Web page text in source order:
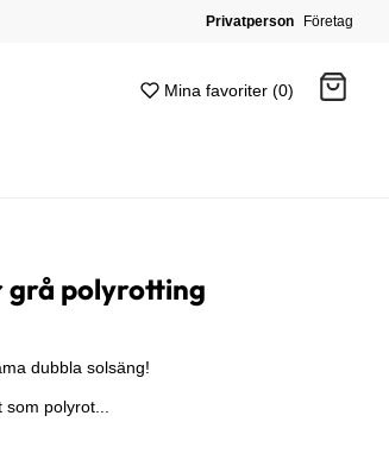
Privatperson Företag
Mina favoriter (0)
grå polyrotting
dubbla solsäng!
som polyrot...